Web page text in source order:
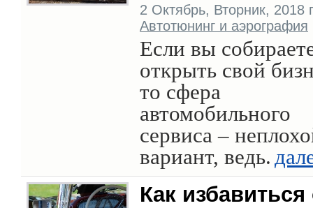
2 Октябрь, Вторник, 2018
Автотюнинг и аэрография
Если вы
открыть свой
то сфера
автомобильного
сервиса –
вариант, ведь.
Как избавиться